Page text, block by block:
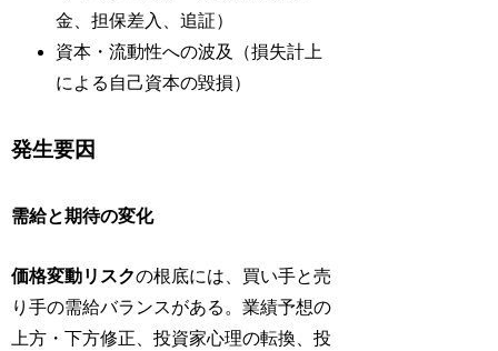
金、担保差入、追証）
資本・流動性への波及（損失計上
による自己資本の毀損）
発生要因
需給と期待の変化
価格変動リスクの根底には、買い手と売
り手の需給バランスがある。業績予想の
上方・下方修正、投資家心理の転換、投